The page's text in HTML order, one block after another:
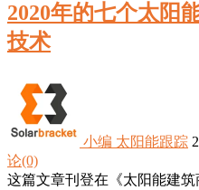
2020年的七个太阳
技术
小编 太阳能跟踪
论(0)
这篇文章刊登在《太阳能建筑